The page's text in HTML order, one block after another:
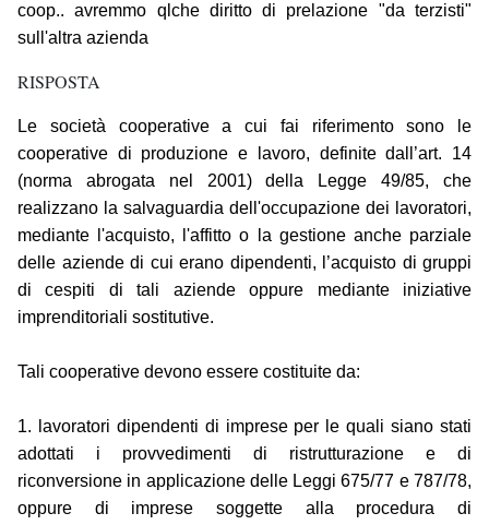
coop.. avremmo qlche diritto di prelazione "da terzisti"
sull'altra azienda
RISPOSTA
Le società cooperative a cui fai riferimento sono le
cooperative di produzione e lavoro, definite dall’art. 14
(norma abrogata nel 2001) della Legge 49/85, che
realizzano la salvaguardia dell'occupazione dei lavoratori,
mediante l'acquisto, l'affitto o la gestione anche parziale
delle aziende di cui erano dipendenti, l’acquisto di gruppi
di cespiti di tali aziende oppure mediante iniziative
imprenditoriali sostitutive.
Tali cooperative devono essere costituite da:
1. lavoratori dipendenti di imprese per le quali siano stati
adottati i provvedimenti di ristrutturazione e di
riconversione in applicazione delle Leggi 675/77 e 787/78,
oppure di imprese soggette alla procedura di